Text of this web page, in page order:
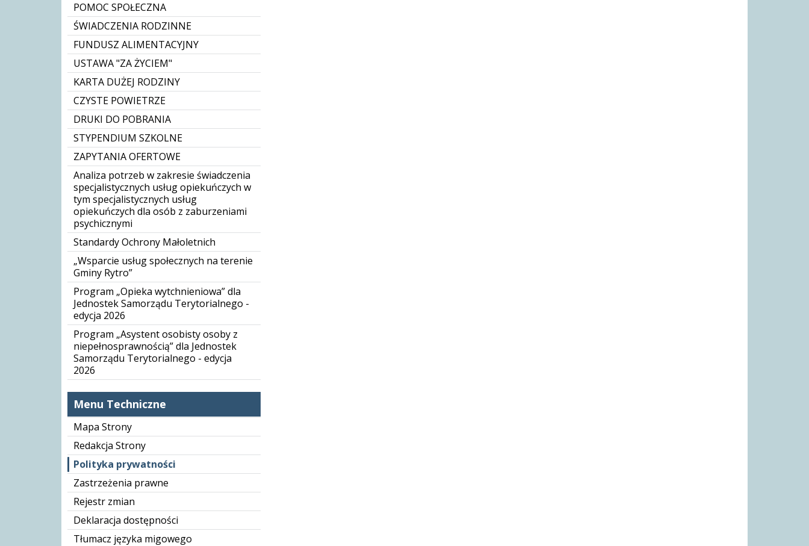
POMOC SPOŁECZNA
ŚWIADCZENIA RODZINNE
FUNDUSZ ALIMENTACYJNY
USTAWA "ZA ŻYCIEM"
KARTA DUŻEJ RODZINY
CZYSTE POWIETRZE
DRUKI DO POBRANIA
STYPENDIUM SZKOLNE
ZAPYTANIA OFERTOWE
Analiza potrzeb w zakresie świadczenia
specjalistycznych usług opiekuńczych w
tym specjalistycznych usług
opiekuńczych dla osób z zaburzeniami
psychicznymi
Standardy Ochrony Małoletnich
„Wsparcie usług społecznych na terenie
Gminy Rytro”
Program „Opieka wytchnieniowa” dla
Jednostek Samorządu Terytorialnego -
edycja 2026
Program „Asystent osobisty osoby z
niepełnosprawnością” dla Jednostek
Samorządu Terytorialnego - edycja
2026
Menu Techniczne
Mapa Strony
Redakcja Strony
Polityka prywatności
Zastrzeżenia prawne
Rejestr zmian
Deklaracja dostępności
Tłumacz języka migowego